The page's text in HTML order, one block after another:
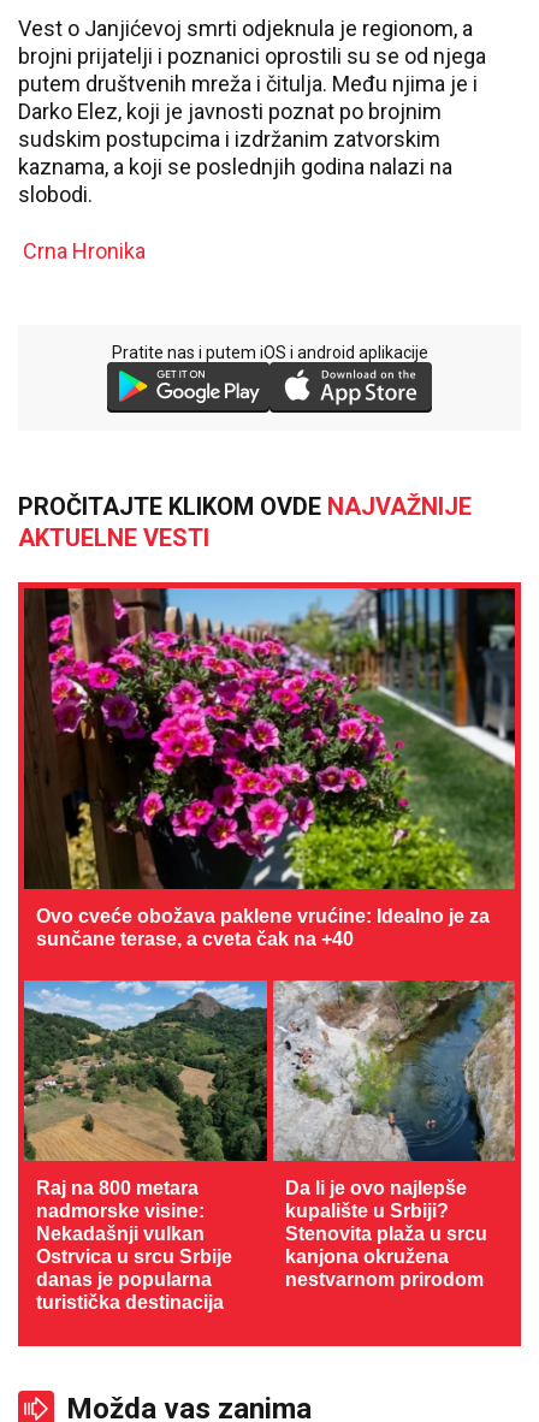
Vest o Janjićevoj smrti odjeknula je regionom, a
brojni prijatelji i poznanici oprostili su se od njega
putem društvenih mreža i čitulja. Među njima je i
Darko Elez, koji je javnosti poznat po brojnim
sudskim postupcima i izdržanim zatvorskim
kaznama, a koji se poslednjih godina nalazi na
slobodi.
Crna Hronika
Pratite nas i putem iOS i android aplikacije
PROČITAJTE KLIKOM OVDE NAJVAŽNIJE
AKTUELNE VESTI
Ovo cveće obožava paklene vrućine: Idealno je za
sunčane terase, a cveta čak na +40
Raj na 800 metara
nadmorske visine:
Nekadašnji vulkan
Ostrvica u srcu Srbije
danas je popularna
turistička destinacija
Da li je ovo najlepše
kupalište u Srbiji?
Stenovita plaža u srcu
kanjona okružena
nestvarnom prirodom
Možda vas zanima